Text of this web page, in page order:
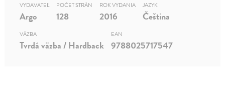
VYDAVATEĽ
Argo
POČET STRÁN
128
ROK VYDANIA
2016
JAZYK
Čeština
VÄZBA
Tvrdá väzba / Hardback
EAN
9788025717547